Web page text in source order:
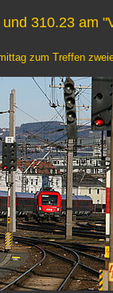
310.23 am
zum Treffen